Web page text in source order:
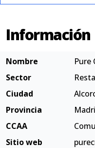
Información
Nombre
Pure
Sector
Ciudad
Provincia
CCAA
Sitio web